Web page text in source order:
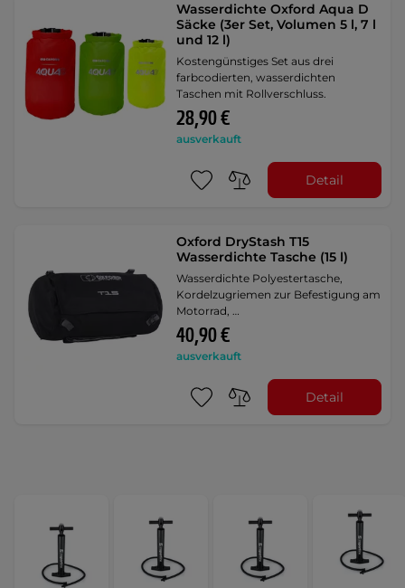
Wasserdichte Oxford Aqua D
Säcke (3er Set, Volumen 5 l, 7 l
und 12 l)
Kostengünstiges Set aus drei
farbcodierten, wasserdichten
Taschen mit Rollverschluss.
28,90 €
ausverkauft
Detail
Oxford DryStash T15
Wasserdichte Tasche (15 l)
Wasserdichte Polyestertasche,
Kordelzugriemen zur Befestigung am
Motorrad, …
40,90 €
ausverkauft
Detail